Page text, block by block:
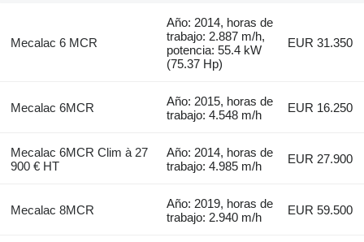
Mecalac 6 MCR
Año: 2014, horas de
trabajo: 2.887 m/h,
potencia: 55.4 kW
(75.37 Hp)
EUR 31.350
Mecalac 6MCR
Año: 2015, horas de
trabajo: 4.548 m/h
EUR 16.250
Mecalac 6MCR Clim à 27
900 € HT
Año: 2014, horas de
trabajo: 4.985 m/h
EUR 27.900
Mecalac 8MCR
Año: 2019, horas de
trabajo: 2.940 m/h
EUR 59.500